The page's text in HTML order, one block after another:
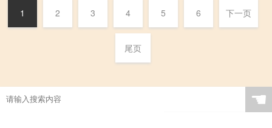
1 2 3 4 5 6 下一页
尾页
☚